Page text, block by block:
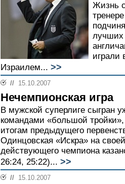
Жизнь
лучших
играли
Израилем... >>
// 15.10.2007
Нечемпионская игра
В мужской суперлиге сыгран
командами «большой
итогам предыдущего
Одинцовская «Искра» на
действующего чемпиона
26:24, 25:22)... >>
// 15.10.2007